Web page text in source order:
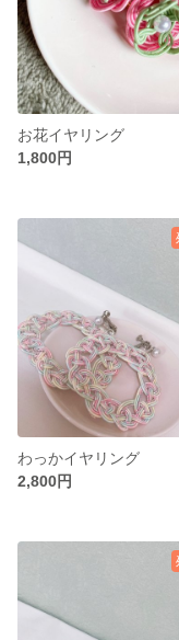
お花イヤリング
1,800円
わっかイヤリング
2,800円